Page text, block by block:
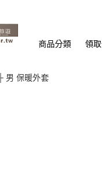
商品分類 領
├ 男 保暖外套